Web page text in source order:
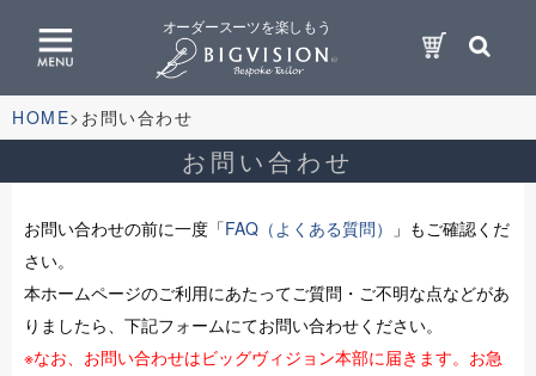
オーダースーツを楽しもう
HOME お問い合わせ
お問い合わせ
お問い合わせの前に一度「FAQ（よくある質問）
」もご確認くだ
さい。
本ホームページのご利用にあたってご質問・ご不明な点などがあ
りましたら、下記フォームにてお問い合わせください。
※なお、お問い合わせはビッグヴィジョン本部に届きます。お急